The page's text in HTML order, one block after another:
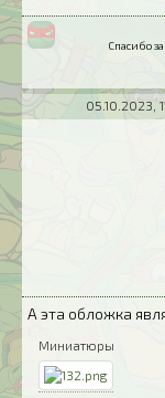
Спасибо за
05.10.2023,
А эта обложка
Миниатюры